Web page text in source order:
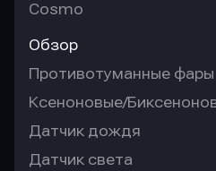
Cosmo
Обзор
Противотуманные фары
Ксеноновые/
Датчик дождя
Датчик света